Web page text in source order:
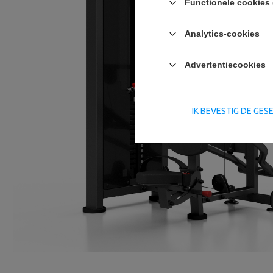
Functionele cookies
Analytics-cookies
Advertentiecookies
IK BEVESTIG DE